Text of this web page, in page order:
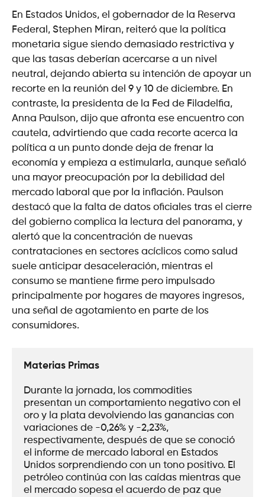
En Estados Unidos, el gobernador de la Reserva
Federal, Stephen Miran, reiteró que la política
monetaria sigue siendo demasiado restrictiva y
que las tasas deberían acercarse a un nivel
neutral, dejando abierta su intención de apoyar un
recorte en la reunión del 9 y 10 de diciembre. En
contraste, la presidenta de la Fed de Filadelfia,
Anna Paulson, dijo que afronta ese encuentro con
cautela, advirtiendo que cada recorte acerca la
política a un punto donde deja de frenar la
economía y empieza a estimularla, aunque señaló
una mayor preocupación por la debilidad del
mercado laboral que por la inflación. Paulson
destacó que la falta de datos oficiales tras el cierre
del gobierno complica la lectura del panorama, y
alertó que la concentración de nuevas
contrataciones en sectores acíclicos como salud
suele anticipar desaceleración, mientras el
consumo se mantiene firme pero impulsado
principalmente por hogares de mayores ingresos,
una señal de agotamiento en parte de los
consumidores.
Materias Primas
Durante la jornada, los commodities
presentan un comportamiento negativo con el
oro y la plata devolviendo las ganancias con
variaciones de -0,26% y -2,23%,
respectivamente, después de que se conoció
el informe de mercado laboral en Estados
Unidos sorprendiendo con un tono positivo. El
petróleo continúa con las caídas mientras que
el mercado sopesa el acuerdo de paz que